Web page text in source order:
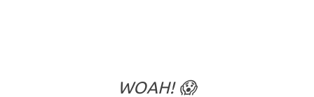
WOAH! 😱